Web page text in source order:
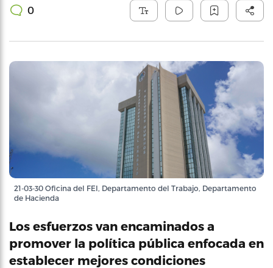
0
21-03-30 Oficina del FEI, Departamento del Trabajo, Departamento
de Hacienda
Los esfuerzos van encaminados a
promover la política pública enfocada en
establecer mejores condiciones